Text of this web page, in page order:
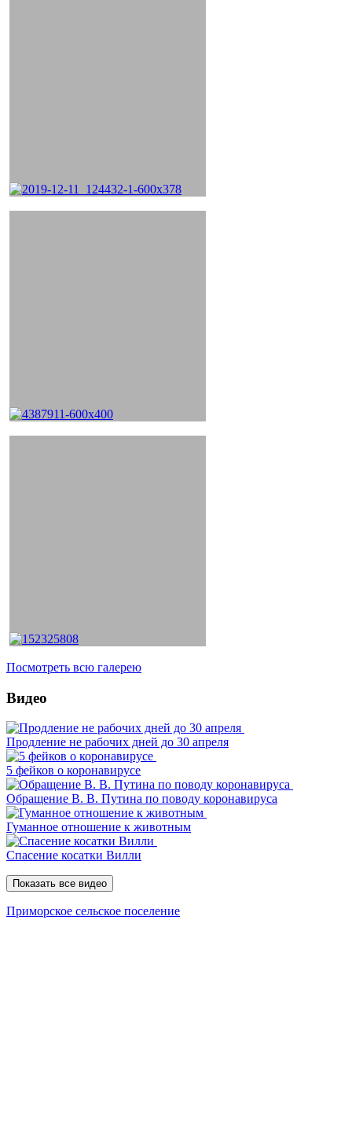
Посмотреть всю галерею
Видео
Продление не рабочих дней до 30 апреля
5 фейков о коронавирусе
Обращение В. В. Путина по поводу коронавируса
Гуманное отношение к животным
Спасение косатки Вилли
Показать все видео
Приморское сельское поселение